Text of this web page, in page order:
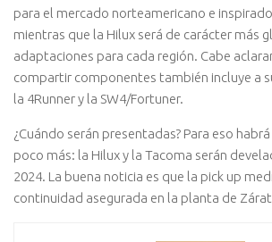
para el mercado norteamericano e inspirado
mientras que la Hilux será de carácter más
adaptaciones para cada región. Cabe
compartir componentes también incluye a
la 4Runner y la SW4/Fortuner.
¿Cuándo serán presentadas? Para eso
poco más: la Hilux y la Tacoma serán
2024. La buena noticia es que la pick up
continuidad asegurada en la planta de